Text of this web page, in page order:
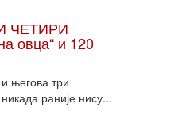
ЧЕТИРИ
овца“ и 120
његова три
раније нису...